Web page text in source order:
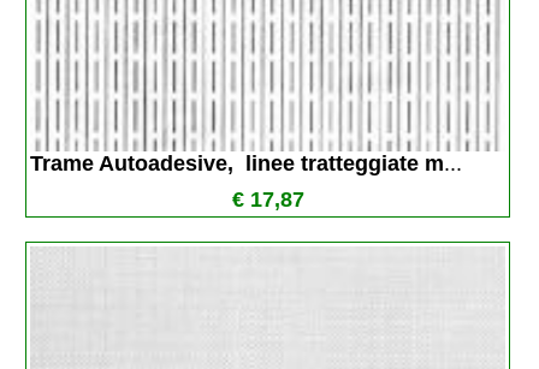
Trame Autoadesive,  linee tratteggiate m...
€ 17,87